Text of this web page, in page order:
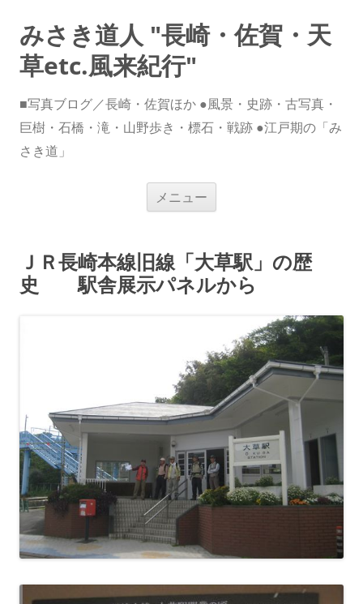
みさき道人 "長崎・佐賀・天
草etc.風来紀行"
■写真ブログ／長崎・佐賀ほか ●風景・史跡・古写真・
巨樹・石橋・滝・山野歩き・標石・戦跡 ●江戸期の「み
さき道」
メニュー
ス
キ
ッ
プ
ＪＲ長崎本線旧線「大草駅」の歴
史 駅舎展示パネルから